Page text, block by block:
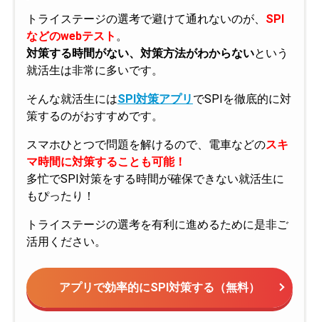
トライステージの選考で避けて通れないのが、 SPI
などのwebテスト 。
対策する時間がない、対策方法がわからないという
就活生は非常に多いです。
そんな就活生にはSPI対策アプリ でSPIを徹底的に対
策するのがおすすめです。
スマホひとつで問題を解けるので、電車などのスキ
マ時間に対策することも可能！
多忙でSPI対策をする時間が確保できない就活生に
もぴったり！
トライステージの選考を有利に進めるために是非ご
活用ください。
アプリで効率的にSPI対策する（無料）